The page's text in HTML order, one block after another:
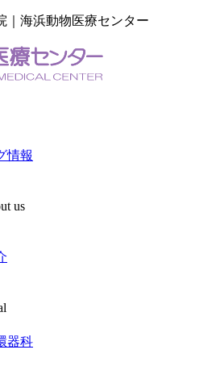
｜海浜動物医療センター
情報
us
器科